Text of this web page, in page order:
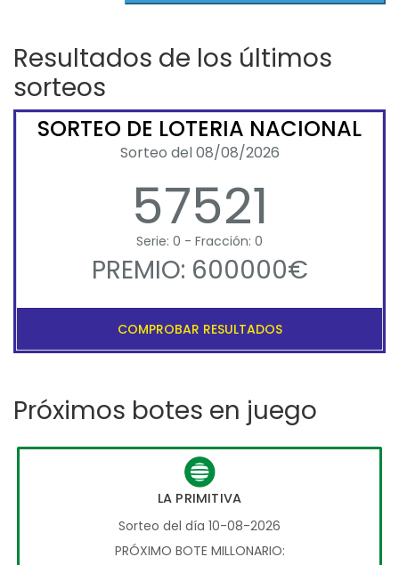
Resultados de los últimos
sorteos
SORTEO DE LOTERIA NACIONAL
Sorteo del 08/08/2026
57521
Serie: 0 - Fracción: 0
PREMIO: 600000€
COMPROBAR RESULTADOS
Próximos botes en juego
LA PRIMITIVA
Sorteo del día 10-08-2026
PRÓXIMO BOTE MILLONARIO: